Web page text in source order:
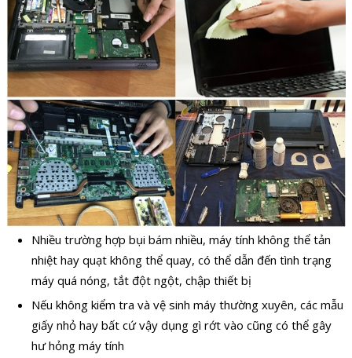
Nhiều trường hợp bụi bám nhiều, máy tính không thể tản
nhiệt hay quạt không thể quay, có thể dẫn đến tình trạng
máy quá nóng, tắt đột ngột, chập thiết bị
Nếu không kiểm tra và vệ sinh máy thường xuyên, các mẫu
giấy nhỏ hay bất cứ vậy dụng gì rớt vào cũng có thể gây
hư hỏng máy tính